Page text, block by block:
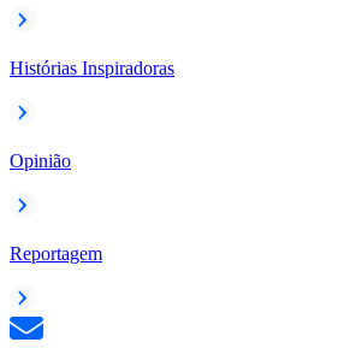
Histórias Inspiradoras
Opinião
Reportagem